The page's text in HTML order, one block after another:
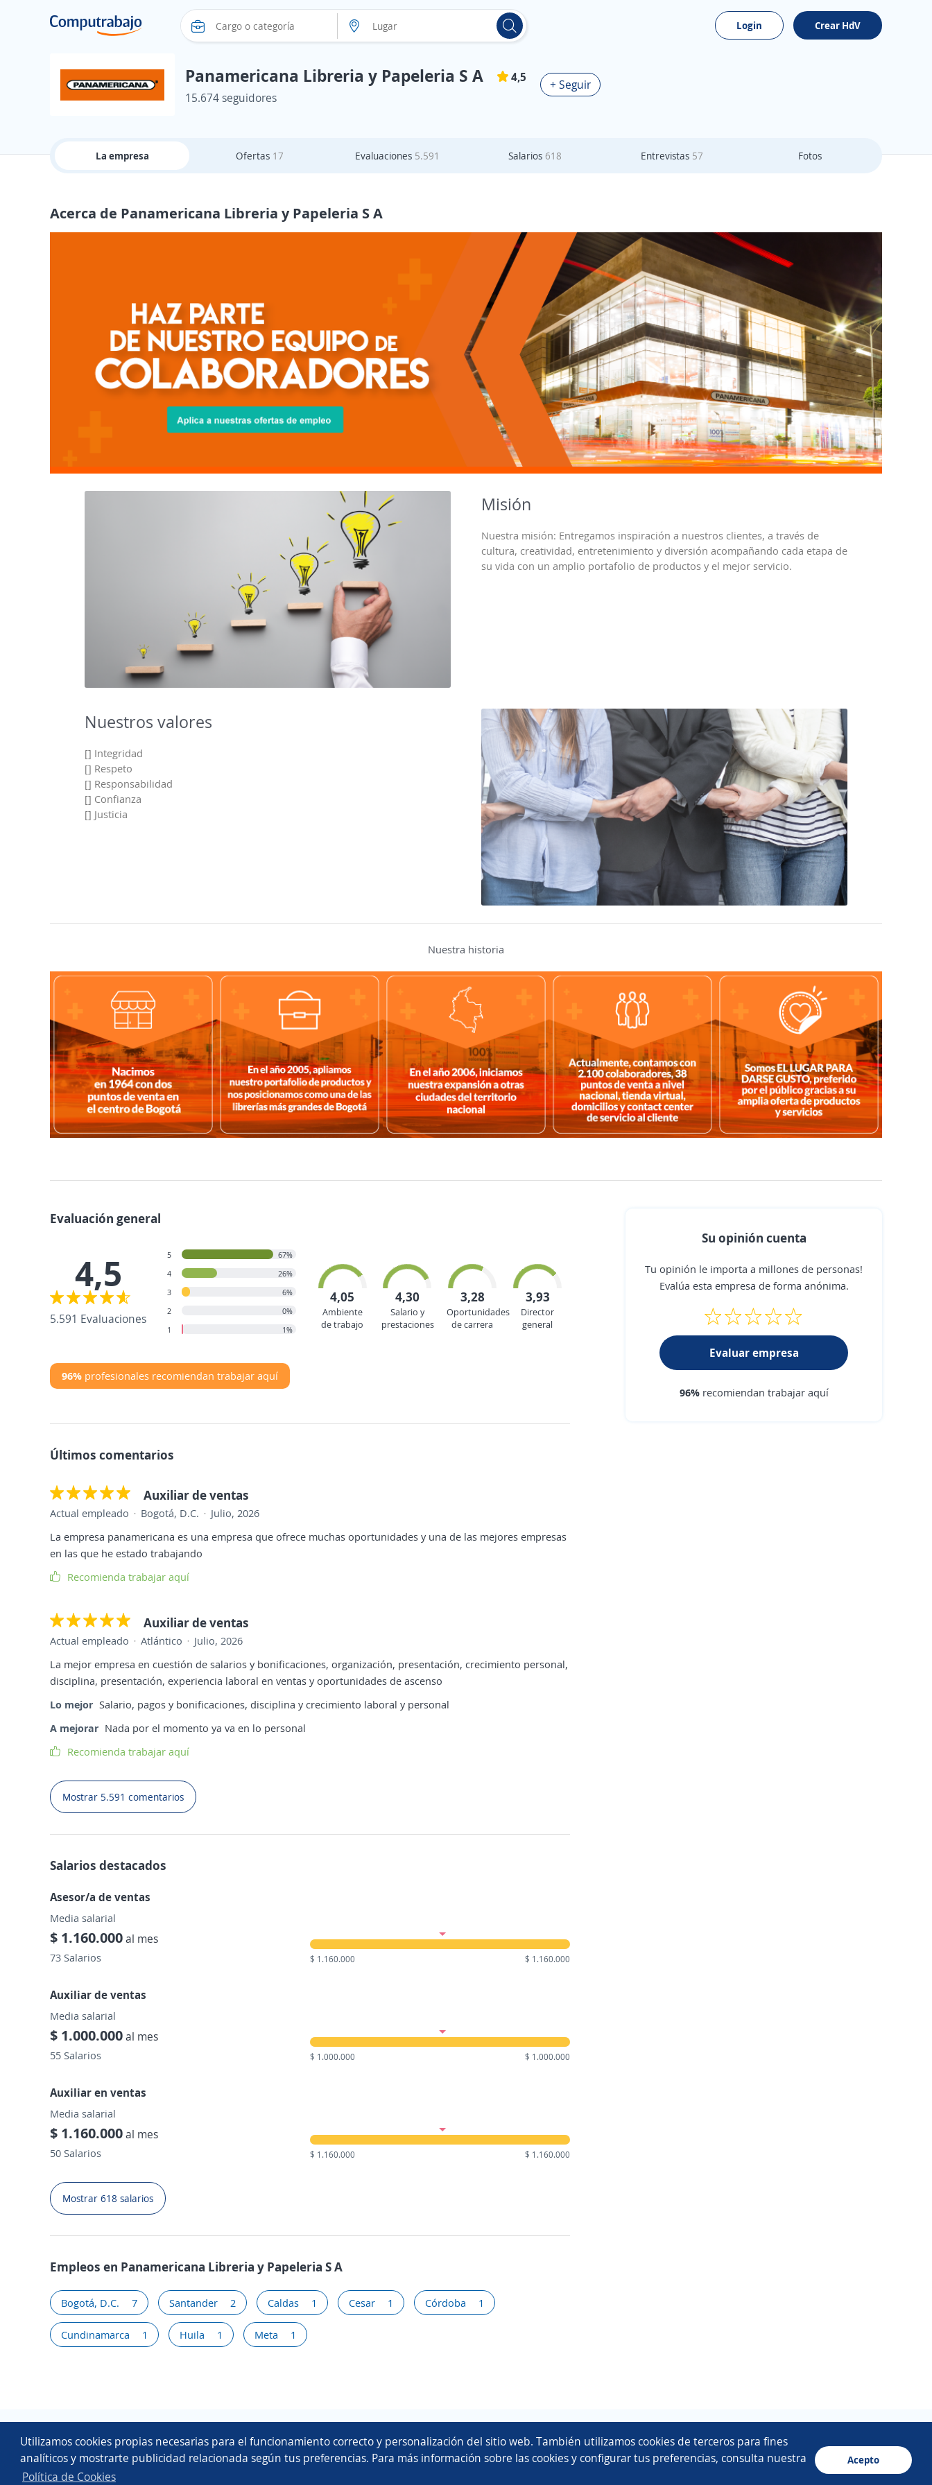
Utilizamos cookies propias necesarias para el funcionamiento correcto y personalización del sitio web. También utilizamos cookies de terceros para fines
analíticos y mostrarte publicidad relacionada según tus preferencias. Para más información sobre las cookies y configurar tus preferencias, consulta nuestra
Política de Cookies
Acepto
Login Crear HdV
Panamericana Libreria y Papeleria S A
4,5
15.674 seguidores
+ Seguir
La empresa Ofertas 17 Evaluaciones 5.591 Salarios 618 Entrevistas 57 Fotos
Acerca de Panamericana Libreria y Papeleria S A
Misión
Nuestra misión: Entregamos inspiración a nuestros clientes, a través de
cultura, creatividad, entretenimiento y diversión acompañando cada etapa de
su vida con un amplio portafolio de productos y el mejor servicio.
Nuestros valores
[] Integridad
[] Respeto
[] Responsabilidad
[] Confianza
[] Justicia
Nuestra historia
Evaluación general
4,5
5.591 Evaluaciones
5
67%
4
26%
3
6%
2
0%
1
1%
4,05
Ambiente
de trabajo
4,30
Salario y
prestaciones
3,28
Oportunidades
de carrera
3,93
Director
general
96% profesionales recomiendan trabajar aquí
Últimos comentarios
Auxiliar de ventas
Actual empleado Bogotá, D.C.
Julio, 2026
La empresa panamericana es una empresa que ofrece muchas oportunidades y una de las mejores empresas
en las que he estado trabajando
Recomienda trabajar aquí
Auxiliar de ventas
Actual empleado Atlántico
Julio, 2026
La mejor empresa en cuestión de salarios y bonificaciones, organización, presentación, crecimiento personal,
disciplina, presentación, experiencia laboral en ventas y oportunidades de ascenso
Lo mejor Salario, pagos y bonificaciones, disciplina y crecimiento laboral y personal
A mejorar Nada por el momento ya va en lo personal
Recomienda trabajar aquí
Mostrar 5.591 comentarios
Salarios destacados
Asesor/a de ventas
Media salarial
$ 1.160.000al mes
73 Salarios $ 1.160.000 $ 1.160.000
Auxiliar de ventas
Media salarial
$ 1.000.000al mes
55 Salarios $ 1.000.000 $ 1.000.000
Auxiliar en ventas
Media salarial
$ 1.160.000al mes
50 Salarios $ 1.160.000 $ 1.160.000
Mostrar 618 salarios
Empleos en Panamericana Libreria y Papeleria S A
Bogotá, D.C. 7 Santander 2 Caldas 1 Cesar 1 Córdoba 1
Cundinamarca 1 Huila 1 Meta 1
Su opinión cuenta
Tu opinión le importa a millones de personas!
Evalúa esta empresa de forma anónima.
Evaluar empresa
96%recomiendan trabajar aquí
Aviso legal/privacidad